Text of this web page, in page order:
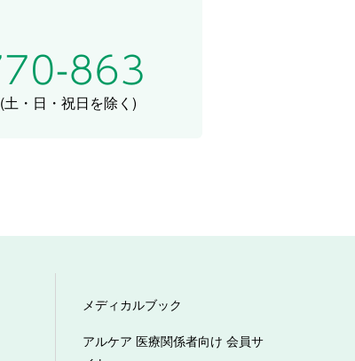
(土・日・祝日を除く)
メディカルブック
アルケア 医療関係者向け 会員サ